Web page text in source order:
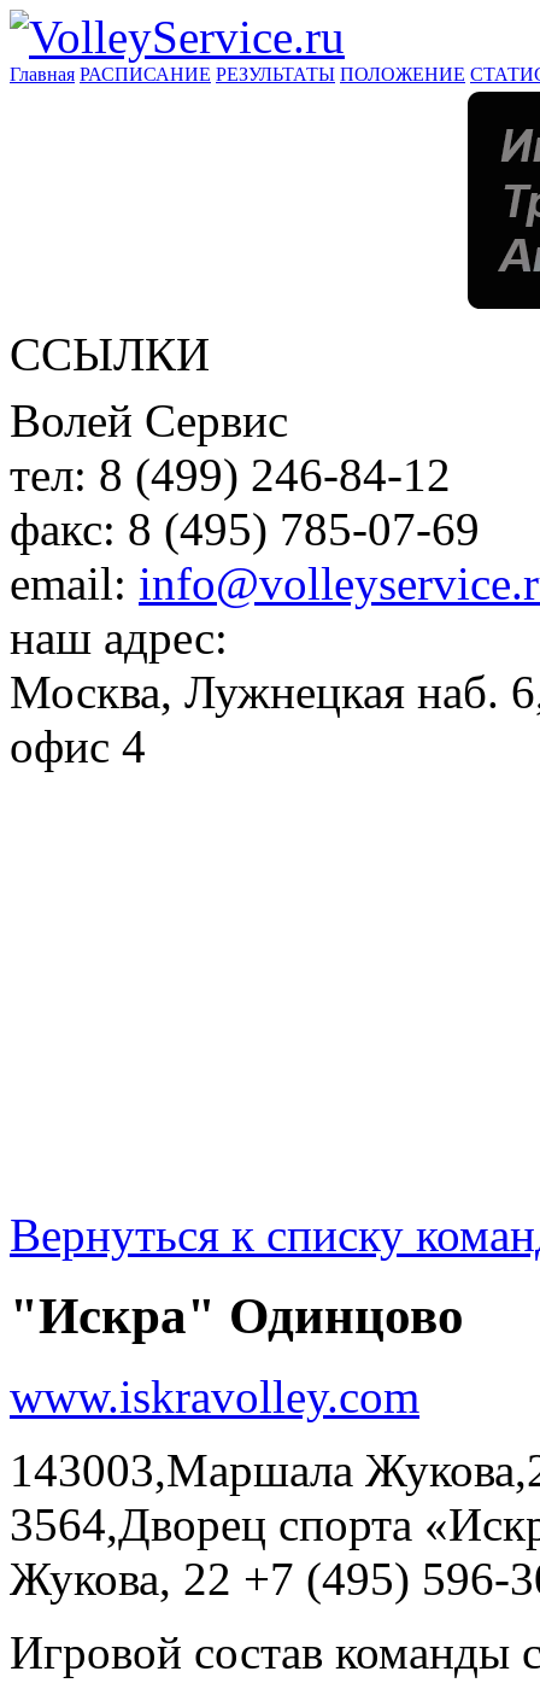
Главная РАСПИСАНИЕ РЕЗУЛЬТАТЫ ПОЛОЖЕНИЕ
ССЫЛКИ
Волей Сервис
тел: 8 (499) 246-84-12
факс: 8 (495) 785-07-69
email:
наш адрес:
Москва, Лужнецкая наб.
офис 4
Вернуться к списку
"Искра" Одинцово
www.iskravolley.com
143003,Маршала
3564,Дворец спорта
Жукова, 22 +7 (495) 596-
Игровой состав команды